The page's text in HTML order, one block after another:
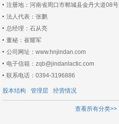
注册地：河南省周口市郸城县金丹大道08号
法人代表：张鹏
总经理：石从亮
董秘：崔耀军
公司网址：www.hnjindan.com
电子信箱：zqb@jindanlactic.com
联系电话：0394-3196886
股本结构 管理层 经营情况
查看所有分类>>